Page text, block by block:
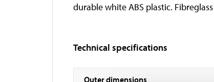
durable white ABS plastic.
Technical specifications
Outer dimensions